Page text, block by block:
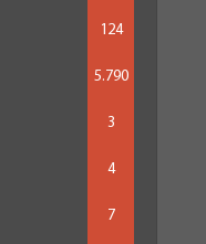
124
5.790
3
4
7